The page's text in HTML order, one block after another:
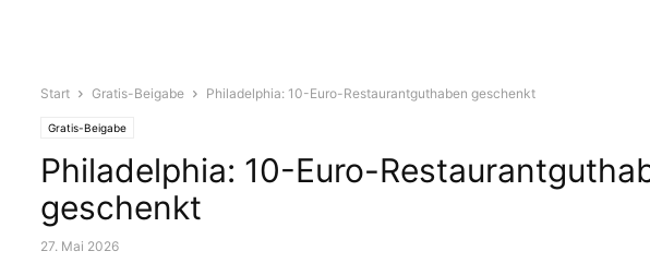
Start Gratis-Beigabe Philadelphia: 10-Euro-Restaurantguthaben geschenkt
Gratis-Beigabe
Philadelphia: 10-Euro-
geschenkt
27. Mai 2026